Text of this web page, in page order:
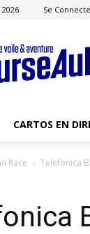
Se
Course
au
Large
CARTOS EN
Race Telefonica